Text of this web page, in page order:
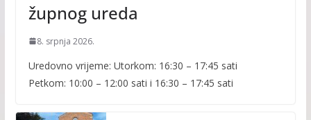
župnog ureda
8. srpnja 2026.
Uredovno vrijeme: Utorkom: 16:30 – 17:45 sati
Petkom: 10:00 – 12:00 sati i 16:30 – 17:45 sati